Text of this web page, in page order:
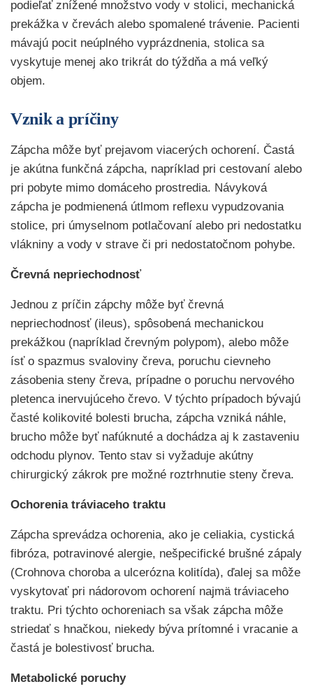
podieľať znížené množstvo vody v stolici, mechanická
prekážka v črevách alebo spomalené trávenie. Pacienti
mávajú pocit neúplného vyprázdnenia, stolica sa
vyskytuje menej ako trikrát do týždňa a má veľký
objem.
Vznik a príčiny
Zápcha môže byť prejavom viacerých ochorení. Častá
je akútna funkčná zápcha, napríklad pri cestovaní alebo
pri pobyte mimo domáceho prostredia. Návyková
zápcha je podmienená útlmom reflexu vypudzovania
stolice, pri úmyselnom potlačovaní alebo pri nedostatku
vlákniny a vody v strave či pri nedostatočnom pohybe.
Črevná nepriechodnosť
Jednou z príčin zápchy môže byť črevná
nepriechodnosť (ileus), spôsobená mechanickou
prekážkou (napríklad črevným polypom), alebo môže
ísť o spazmus svaloviny čreva, poruchu cievneho
zásobenia steny čreva, prípadne o poruchu nervového
pletenca inervujúceho črevo. V týchto prípadoch bývajú
časté kolikovité bolesti brucha, zápcha vzniká náhle,
brucho môže byť nafúknuté a dochádza aj k zastaveniu
odchodu plynov. Tento stav si vyžaduje akútny
chirurgický zákrok pre možné roztrhnutie steny čreva.
Ochorenia tráviaceho traktu
Zápcha sprevádza ochorenia, ako je celiakia, cystická
fibróza, potravinové alergie, nešpecifické brušné zápaly
(Crohnova choroba a ulcerózna kolitída), ďalej sa môže
vyskytovať pri nádorovom ochorení najmä tráviaceho
traktu. Pri týchto ochoreniach sa však zápcha môže
striedať s hnačkou, niekedy býva prítomné i vracanie a
častá je bolestivosť brucha.
Metabolické poruchy